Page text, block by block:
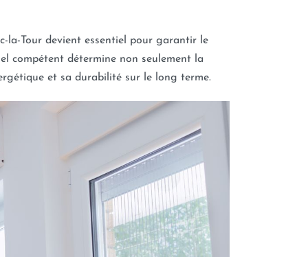
la-Tour devient essentiel pour garantir le
compétent détermine non seulement la
et sa durabilité sur le long terme.